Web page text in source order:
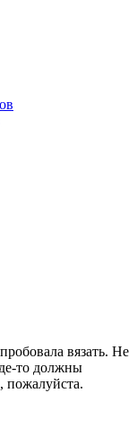
вязать. Не
то должны
пожалуйста.